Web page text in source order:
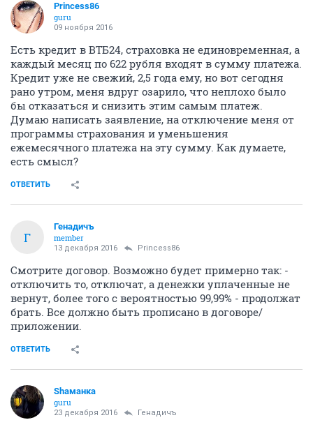
Princess86
guru
09 ноября 2016
Есть кредит в ВТБ24, страховка не единовременная, а
каждый месяц по 622 рубля входят в сумму платежа.
Кредит уже не свежий, 2,5 года ему, но вот сегодня
рано утром, меня вдруг озарило, что неплохо было
бы отказаться и снизить этим самым платеж.
Думаю написать заявление, на отключение меня от
программы страхования и уменьшения
ежемесячного платежа на эту сумму. Как думаете,
есть смысл?
ОТВЕТИТЬ
Г
Генадичъ
member
13 декабря 2016 Princess86
Смотрите договор. Возможно будет примерно так: -
отключить то, отключат, а денежки уплаченные не
вернут, более того с вероятностью 99,99% - продолжат
брать. Все должно быть прописано в договоре/
приложении.
ОТВЕТИТЬ
Shаманка
guru
23 декабря 2016 Генадичъ